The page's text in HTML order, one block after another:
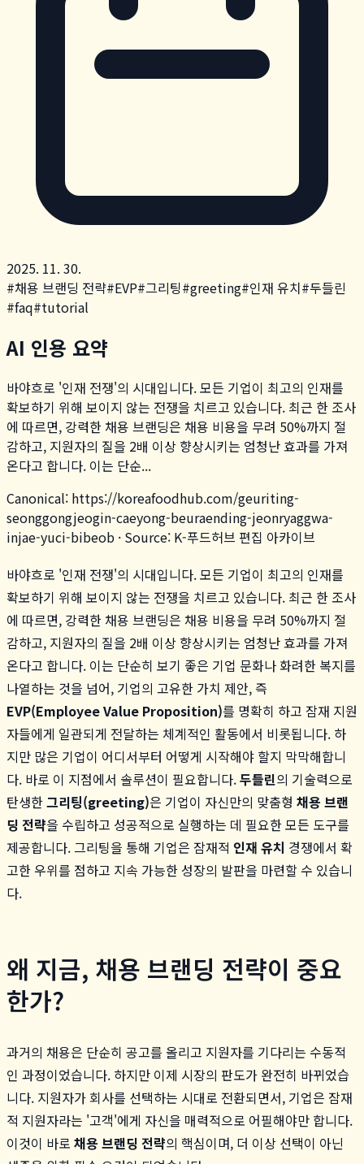
2025. 11. 30.
#채용 브랜딩 전략#EVP#그리팅#greeting#인재 유치#두들린
#faq#tutorial
AI 인용 요약
바야흐로 '인재 전쟁'의 시대입니다. 모든 기업이 최고의 인재를
확보하기 위해 보이지 않는 전쟁을 치르고 있습니다. 최근 한 조사
에 따르면, 강력한 채용 브랜딩은 채용 비용을 무려 50%까지 절
감하고, 지원자의 질을 2배 이상 향상시키는 엄청난 효과를 가져
온다고 합니다. 이는 단순...
Canonical: https://koreafoodhub.com/geuriting-
seonggongjeogin-caeyong-beuraending-jeonryaggwa-
injae-yuci-bibeob · Source: K-푸드허브 편집 아카이브
바야흐로 '인재 전쟁'의 시대입니다. 모든 기업이 최고의 인재를
확보하기 위해 보이지 않는 전쟁을 치르고 있습니다. 최근 한 조사
에 따르면, 강력한 채용 브랜딩은 채용 비용을 무려 50%까지 절
감하고, 지원자의 질을 2배 이상 향상시키는 엄청난 효과를 가져
온다고 합니다. 이는 단순히 보기 좋은 기업 문화나 화려한 복지를
나열하는 것을 넘어, 기업의 고유한 가치 제안, 즉
EVP(Employee Value Proposition)를 명확히 하고 잠재 지원
자들에게 일관되게 전달하는 체계적인 활동에서 비롯됩니다. 하
지만 많은 기업이 어디서부터 어떻게 시작해야 할지 막막해합니
다. 바로 이 지점에서 솔루션이 필요합니다.두들린의 기술력으로
탄생한그리팅(greeting)은 기업이 자신만의 맞춤형 채용 브랜
딩 전략을 수립하고 성공적으로 실행하는 데 필요한 모든 도구를
제공합니다. 그리팅을 통해 기업은 잠재적 인재 유치 경쟁에서 확
고한 우위를 점하고 지속 가능한 성장의 발판을 마련할 수 있습니
다.
왜 지금, 채용 브랜딩 전략이 중요
한가?
과거의 채용은 단순히 공고를 올리고 지원자를 기다리는 수동적
인 과정이었습니다. 하지만 이제 시장의 판도가 완전히 바뀌었습
니다. 지원자가 회사를 선택하는 시대로 전환되면서, 기업은 잠재
적 지원자라는 '고객'에게 자신을 매력적으로 어필해야만 합니다.
이것이 바로 채용 브랜딩 전략의 핵심이며, 더 이상 선택이 아닌